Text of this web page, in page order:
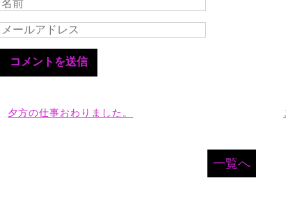
夕方の仕事おわりました。
一覧へ